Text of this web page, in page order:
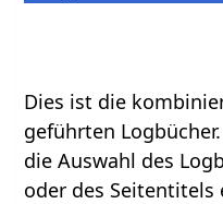
Dies ist die
geführten
die Auswahl des
oder des